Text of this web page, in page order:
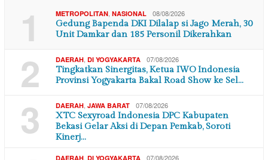
1 METROPOLITAN NASIONAL 08/08/2026
Gedung Bapenda DKI Dilalap si Jago Merah, 30
Unit Damkar dan 185 Personil Dikerahkan
2 DAERAH DI YOGYAKARTA 07/08/2026
Tingkatkan Sinergitas, Ketua IWO Indonesia
Provinsi Yogyakarta Bakal Road Show ke Sel…
3 DAERAH JAWA BARAT 07/08/2026
XTC Sexyroad Indonesia DPC Kabupaten
Bekasi Gelar Aksi di Depan Pemkab, Soroti
Kinerj…
DAERAH DI YOGYAKARTA 07/08/2026